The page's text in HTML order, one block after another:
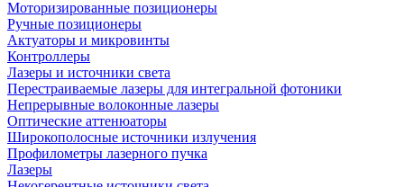
Моторизированные позиционеры
Ручные позиционеры
Актуаторы и микровинты
Контроллеры
Лазеры и источники света
Перестраиваемые лазеры для интегральной фотоники
Непрерывные волоконные лазеры
Оптические аттенюаторы
Широкополосные источники излучения
Профилометры лазерного пучка
Лазеры